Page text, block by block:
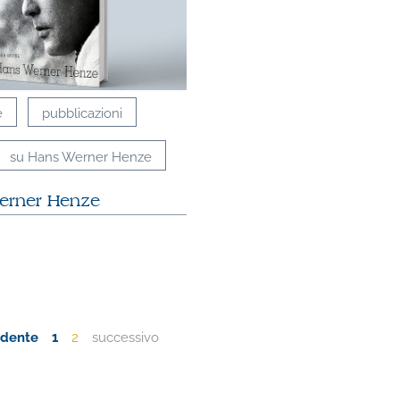
pubblicazioni
su Hans Werner Henze
Henze
1 2 successivo